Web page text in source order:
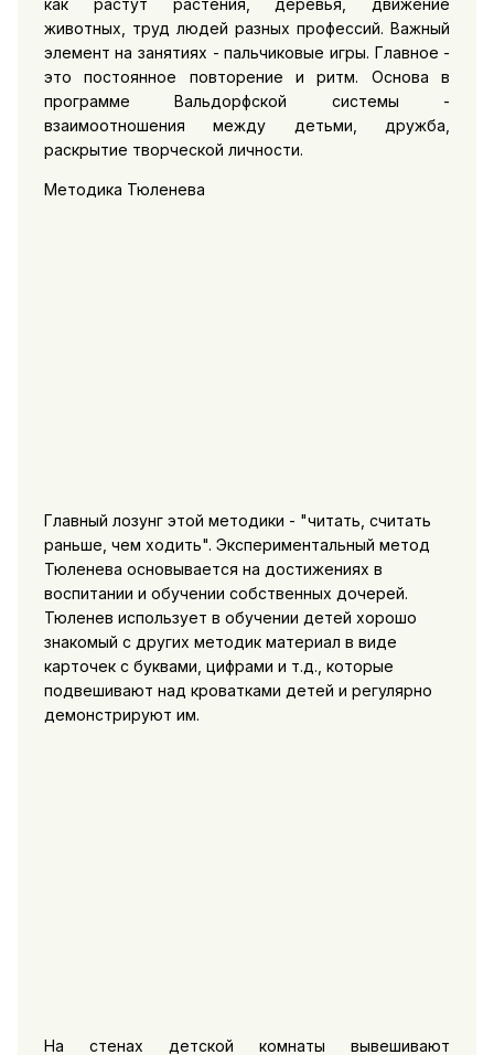
животных, труд людей разных профессий. Важный
элемент на занятиях - пальчиковые игры. Главное -
это постоянное повторение и ритм. Основа в
программе Вальдорфской системы -
взаимоотношения между детьми, дружба,
раскрытие творческой личности.
Методика Тюленева
Главный лозунг этой методики - "читать, считать
раньше, чем ходить". Экспериментальный метод
Тюленева основывается на достижениях в
воспитании и обучении собственных дочерей.
Тюленев использует в обучении детей хорошо
знакомый с других методик материал в виде
карточек с буквами, цифрами и т.д., которые
подвешивают над кроватками детей и регулярно
демонстрируют им.
На стенах детской комнаты вывешивают